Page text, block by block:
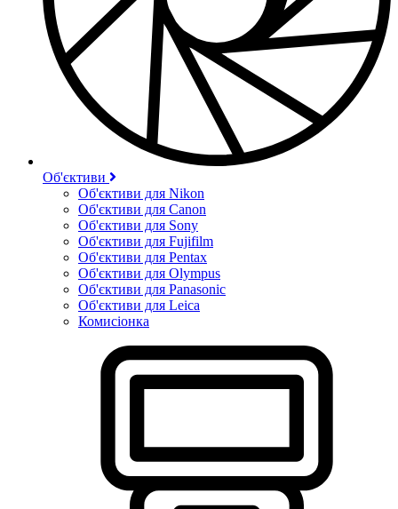
Об'єктиви
Об'єктиви для Nikon
Об'єктиви для Canon
Об'єктиви для Sony
Об'єктиви для Fujifilm
Об'єктиви для Pentax
Об'єктиви для Olympus
Об'єктиви для Panasonic
Об'єктиви для Leica
Комисіонка